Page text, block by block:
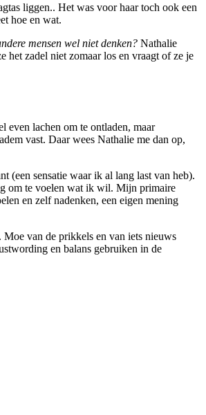
liggen.. Het was voor haar toch ook een
hoe en wat.
mensen wel niet denken? Nathalie
zadel niet zomaar los en vraagt of ze je
even lachen om te ontladen, maar
vast. Daar wees Nathalie me dan op,
(een sensatie waar ik al lang last van heb).
om te voelen wat ik wil. Mijn primaire
en zelf nadenken, een eigen mening
van de prikkels en van iets nieuws
en balans gebruiken in de